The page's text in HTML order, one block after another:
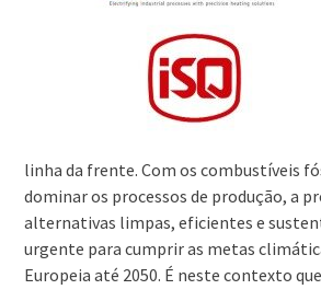
linha da frente. Com os combustíveis
dominar os processos de produção, a
alternativas limpas, eficientes e
urgente para cumprir as metas
Europeia até 2050. É neste contexto